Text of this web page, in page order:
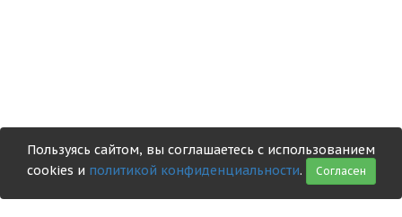
Пользуясь сайтом, вы соглашаетесь с использованием
cookies и политикой конфиденциальности. Согласен